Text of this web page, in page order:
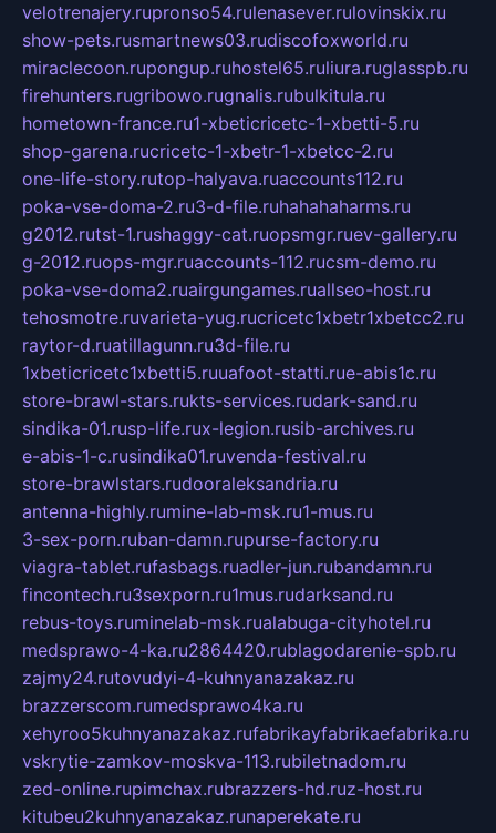
velotrenajery.rupronso54.rulenasever.rulovinskix.ru
show-pets.rusmartnews03.rudiscofoxworld.ru
miraclecoon.rupongup.ruhostel65.ruliura.ruglasspb.ru
firehunters.rugribowo.rugnalis.rubulkitula.ru
hometown-france.ru1-xbeticricetc-1-xbetti-5.ru
shop-garena.rucricetc-1-xbetr-1-xbetcc-2.ru
one-life-story.rutop-halyava.ruaccounts112.ru
poka-vse-doma-2.ru3-d-file.ruhahahaharms.ru
g2012.rutst-1.rushaggy-cat.ruopsmgr.ruev-gallery.ru
g-2012.ruops-mgr.ruaccounts-112.rucsm-demo.ru
poka-vse-doma2.ruairgungames.ruallseo-host.ru
tehosmotre.ruvarieta-yug.rucricetc1xbetr1xbetcc2.ru
raytor-d.ruatillagunn.ru3d-file.ru
1xbeticricetc1xbetti5.ruuafoot-statti.rue-abis1c.ru
store-brawl-stars.rukts-services.rudark-sand.ru
sindika-01.rusp-life.rux-legion.rusib-archives.ru
e-abis-1-c.rusindika01.ruvenda-festival.ru
store-brawlstars.rudooraleksandria.ru
antenna-highly.rumine-lab-msk.ru1-mus.ru
3-sex-porn.ruban-damn.rupurse-factory.ru
viagra-tablet.rufasbags.ruadler-jun.rubandamn.ru
fincontech.ru3sexporn.ru1mus.rudarksand.ru
rebus-toys.ruminelab-msk.rualabuga-cityhotel.ru
medsprawo-4-ka.ru2864420.rublagodarenie-spb.ru
zajmy24.rutovudyi-4-kuhnyanazakaz.ru
brazzerscom.rumedsprawo4ka.ru
xehyroo5kuhnyanazakaz.rufabrikayfabrikaefabrika.ru
vskrytie-zamkov-moskva-113.rubiletnadom.ru
zed-online.rupimchax.rubrazzers-hd.ruz-host.ru
kitubeu2kuhnyanazakaz.runaperekate.ru